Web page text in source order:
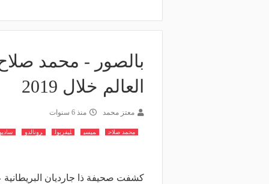
العالم خلال 2019
معتز محمد منذ 6 سنوات
محمد صلاح ميسي ليفربول رونالدو